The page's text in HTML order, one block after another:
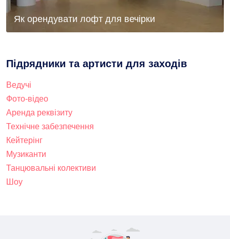
Як орендувати лофт для вечірки
Підрядники та артисти для заходів
Ведучі
Фото-відео
Аренда реквізиту
Технічне забезпечення
Кейтерінг
Музиканти
Танцювальні колективи
Шоу